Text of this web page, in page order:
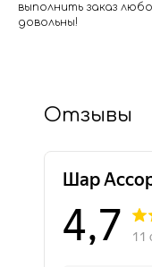
выполнить заказ
довольны!
Отзывы